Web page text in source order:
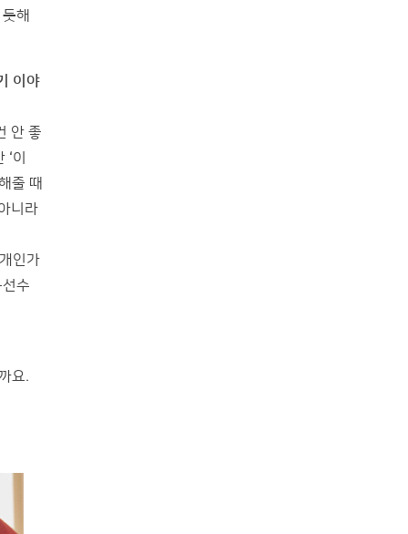
해
이야
안 좋
‘이
줄 때
니라
인가
수
요.